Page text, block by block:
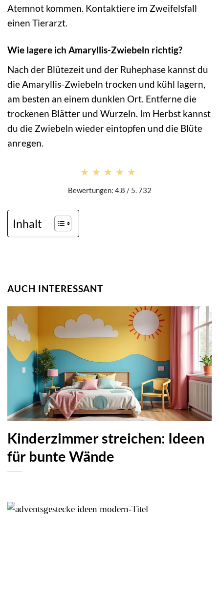
Atemnot kommen. Kontaktiere im Zweifelsfall
einen Tierarzt.
Wie lagere ich Amaryllis-Zwiebeln richtig?
Nach der Blütezeit und der Ruhephase kannst du
die Amaryllis-Zwiebeln trocken und kühl lagern,
am besten an einem dunklen Ort. Entferne die
trockenen Blätter und Wurzeln. Im Herbst kannst
du die Zwiebeln wieder eintopfen und die Blüte
anregen.
★★★★★
★★★★★
Bewertungen: 4.8 / 5. 732
Inhalt
AUCH INTERESSANT
Kinderzimmer streichen: Ideen
für bunte Wände